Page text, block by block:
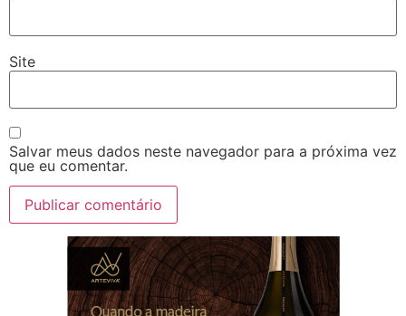
Site
Salvar meus dados neste navegador para a próxima vez
que eu comentar.